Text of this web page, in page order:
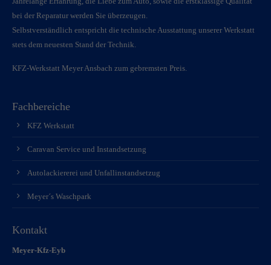
bei der Reparatur werden Sie überzeugen.
Selbstverständlich entspricht die technische Ausstattung unserer Werkstatt
stets dem neuesten Stand der Technik.
KFZ-Werkstatt Meyer Ansbach zum gebremsten Preis.
Fachbereiche
KFZ Werkstatt
Caravan Service und Instandsetzung
Autolackiererei und Unfallinstandsetzug
Meyer´s Waschpark
Kontakt
Meyer-Kfz-Eyb